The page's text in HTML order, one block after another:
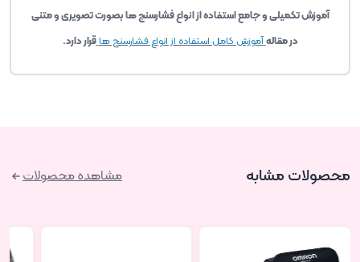
آموزش تکمیلی و جامع استفاده از انواع فشارسنج ها بصورت تصویری و متنی
در مقالهآموزش کامل استفاده از انواع فشارسنج ها قرار دارد.
محصولات مشابه مشاهده محصولات